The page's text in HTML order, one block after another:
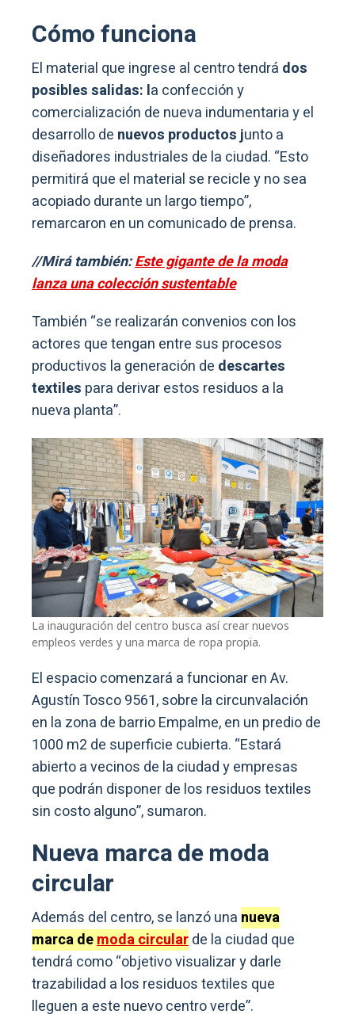
Cómo funciona
El material que ingrese al centro tendrá dos
posibles salidas: la confección y
comercialización de nueva indumentaria y el
desarrollo de nuevos productos junto a
diseñadores industriales de la ciudad. “Esto
permitirá que el material se recicle y no sea
acopiado durante un largo tiempo”,
remarcaron en un comunicado de prensa.
//Mirá también:Este gigante de la moda
lanza una colección sustentable
También “se realizarán convenios con los
actores que tengan entre sus procesos
productivos la generación de descartes
textiles para derivar estos residuos a la
nueva planta”.
La inauguración del centro busca así crear nuevos
empleos verdes y una marca de ropa propia.
El espacio comenzará a funcionar en Av.
Agustín Tosco 9561, sobre la circunvalación
en la zona de barrio Empalme, en un predio de
1000 m2 de superficie cubierta. “Estará
abierto a vecinos de la ciudad y empresas
que podrán disponer de los residuos textiles
sin costo alguno”, sumaron.
Nueva marca de moda
circular
Además del centro, se lanzó una nueva
marca demoda circularde la ciudad que
tendrá como “objetivo visualizar y darle
trazabilidad a los residuos textiles que
lleguen a este nuevo centro verde”.